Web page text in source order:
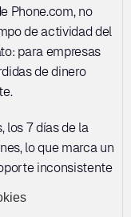
Phone.com, no
de actividad del
para empresas
de dinero
los 7 días de la
lo que marca un
inconsistente